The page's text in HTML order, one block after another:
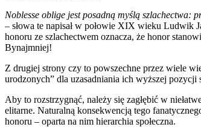
Noblesse oblige jest posadną myślą szlachectwa:
– słowa te napisał w połowie XIX wieku Ludwik
honoru ze szlachectwem oznacza, że honor
Bynajmniej!
Z drugiej strony czy to powszechne przez wiele
urodzonych” dla uzasadniania ich wyższej pozycji
Aby to rozstrzygnąć, należy się zagłębić w
elitarne. Naturalną konsekwencją tego
honoru – oparta na nim hierarchia społeczna.